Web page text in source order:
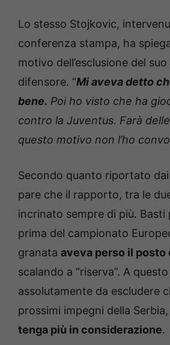
Lo stesso Stojkovic,
conferenza stampa, ha
motivo dell’esclusione del
difensore. “Mi aveva detto
bene. Poi ho visto che ha
contro la Juventus. Farà
questo motivo non l’ho
Secondo quanto riportato
pare che il rapporto, tra le
incrinato sempre di più. Basti
prima del campionato
granata aveva perso il posto
scalando a “riserva”. A
assolutamente da escludere
prossimi impegni della
tenga più in considerazione.